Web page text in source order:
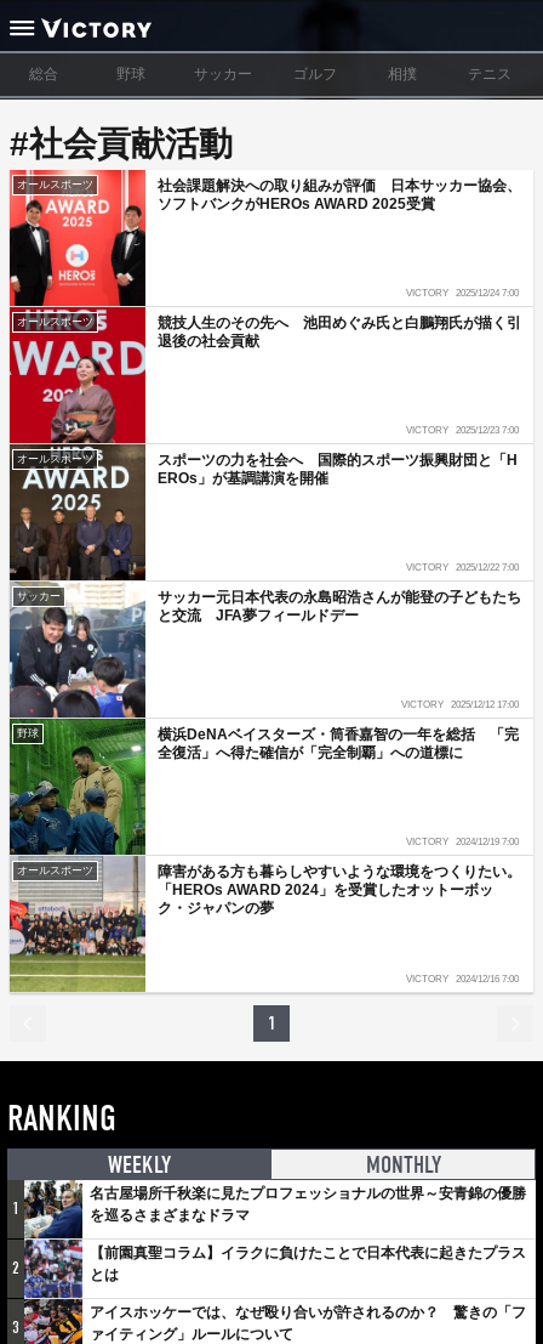
総合 野球 サッカー ゴルフ 相撲 テニス
#社会貢献活動
オールスポーツ
社会課題解決への取り組みが評価 日本サッカー協会、
ソフトバンクがHEROs AWARD 2025受賞
VICTORY 2025/12/24 7:00
オールスポーツ
競技人生のその先へ 池田めぐみ氏と白鵬翔氏が描く引
退後の社会貢献
VICTORY 2025/12/23 7:00
オールスポーツ
スポーツの力を社会へ 国際的スポーツ振興財団と「H
EROs」が基調講演を開催
VICTORY 2025/12/22 7:00
サッカー
サッカー元日本代表の永島昭浩さんが能登の子どもたち
と交流 JFA夢フィールドデー
VICTORY 2025/12/12 17:00
野球
横浜DeNAベイスターズ・筒香嘉智の一年を総括 「完
全復活」へ得た確信が「完全制覇」への道標に
VICTORY 2024/12/19 7:00
オールスポーツ
障害がある方も暮らしやすいような環境をつくりたい。
「HEROs AWARD 2024」を受賞したオットーボッ
ク・ジャパンの夢
VICTORY 2024/12/16 7:00
1
RANKING
WEEKLY MONTHLY
1
名古屋場所千秋楽に見たプロフェッショナルの世界～安青錦の優勝
を巡るさまざまなドラマ
2
【前園真聖コラム】イラクに負けたことで日本代表に起きたプラス
とは
3
アイスホッケーでは、なぜ殴り合いが許されるのか？ 驚きの「フ
ァイティング」ルールについて